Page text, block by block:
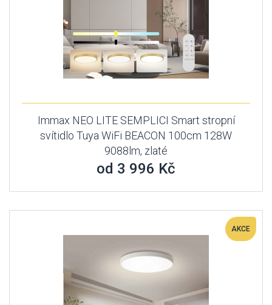
Immax NEO LITE SEMPLICI Smart stropní
svítidlo Tuya WiFi BEACON 100cm 128W
9088lm, zlaté
od 3 996 Kč
AKCE